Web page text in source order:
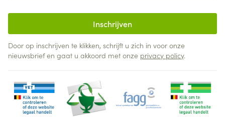
Inschrijven
Door op inschrijven te klikken, schrijft u zich in voor onze
nieuwsbrief en gaat u akkoord met onze privacy policy.